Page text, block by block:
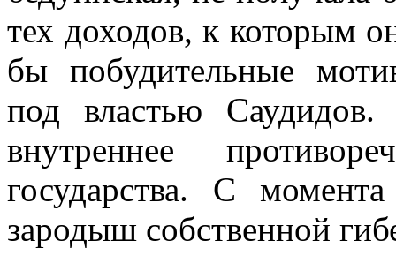
тех доходов, к которым
бы побудительные
под властью
внутреннее
государства. С
зародыш собственной